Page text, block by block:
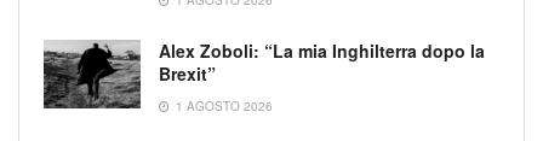
Alex Zoboli: “La mia Inghilterra dopo la
Brexit”
1 AGOSTO 2026